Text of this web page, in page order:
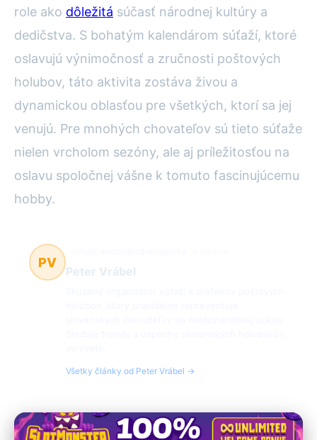
role ako dôležitá súčasť národnej kultúry a
dedičstva. S bohatým kalendárom súťaží, ktoré
oslavujú výnimočnosť a zručnosti poštových
holubov, táto aktivita zostáva živou a
dynamickou oblasťou pre všetkých, ktorí sa jej
venujú. Pre mnohých chovateľov sú tieto súťaže
nielen vrcholom sezóny, ale aj príležitosťou na
oslavu spoločnej vášne k tomuto fascinujúcemu
hobby.
PV
Peter Vrábel
Všetky články od Peter Vrábel →